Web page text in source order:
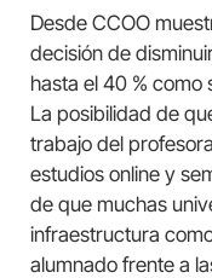
Desde CCOO
decisión de
hasta el 40 %
La posibilidad de
trabajo del
estudios online y
de que muchas
infraestructura
alumnado frente a